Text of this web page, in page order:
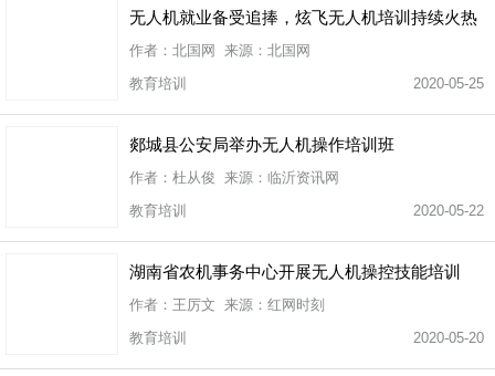
无人机就业备受追捧，炫飞无人机培训持续火热
作者：北国网 来源：北国网
教育培训
2020-05-25
郯城县公安局举办无人机操作培训班
作者：杜从俊 来源：临沂资讯网
教育培训
2020-05-22
湖南省农机事务中心开展无人机操控技能培训
作者：王厉文 来源：红网时刻
教育培训
2020-05-20